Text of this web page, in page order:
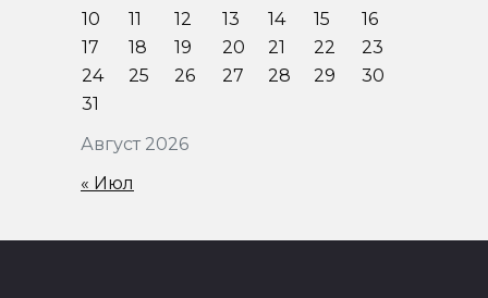
Август 2026
10
11 12 13 14 15
16
17
18 19 20 21 22
23
24
25 26 27 28 29
30
31
« Июл